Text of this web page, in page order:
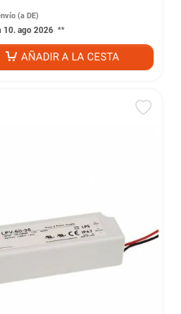
(a DE)
10. ago 2026 **
AÑADIR A LA CESTA